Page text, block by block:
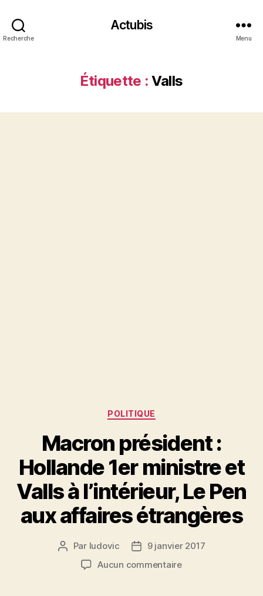
Recherche
Actubis
Menu
Étiquette : Valls
Catégories
POLITIQUE
Macron président :
Hollande 1er ministre et
Valls à l’intérieur, Le Pen
aux affaires étrangères
Auteur
l’article
Par ludovic
Date9 janvier 2017
Aucun commentairesur